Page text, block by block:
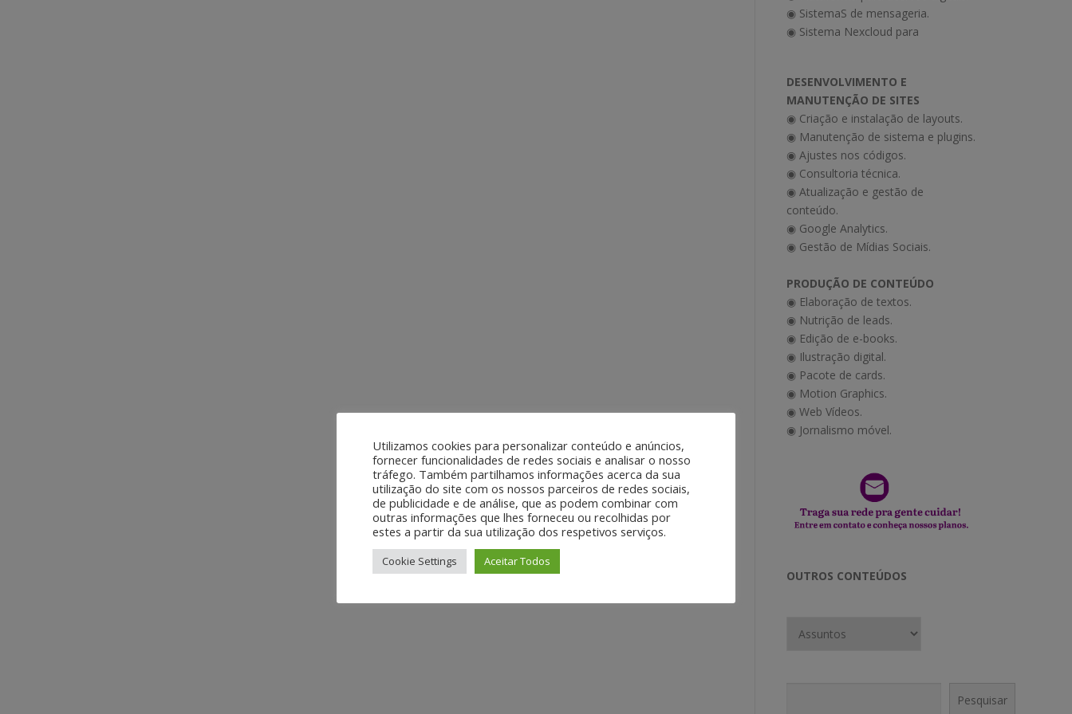
◉ SistemaS de mensageria.
◉ Sistema Nexcloud para
DESENVOLVIMENTO E
MANUTENÇÃO DE SITES
◉ Criação e instalação de layouts.
◉ Manutenção de sistema e plugins.
◉ Ajustes nos códigos.
◉ Consultoria técnica.
◉ Atualização e gestão de
conteúdo.
◉ Google Analytics.
◉ Gestão de Mídias Sociais.
PRODUÇÃO DE CONTEÚDO
◉ Elaboração de textos.
◉ Nutrição de leads.
◉ Edição de e-books.
◉ Ilustração digital.
◉ Pacote de cards.
◉ Motion Graphics.
◉ Web Vídeos.
◉ Jornalismo móvel.
OUTROS CONTEÚDOS
Pesquisar
Utilizamos cookies para personalizar conteúdo e anúncios,
fornecer funcionalidades de redes sociais e analisar o nosso
tráfego. Também partilhamos informações acerca da sua
utilização do site com os nossos parceiros de redes sociais,
de publicidade e de análise, que as podem combinar com
outras informações que lhes forneceu ou recolhidas por
estes a partir da sua utilização dos respetivos serviços.
Cookie Settings Aceitar Todos